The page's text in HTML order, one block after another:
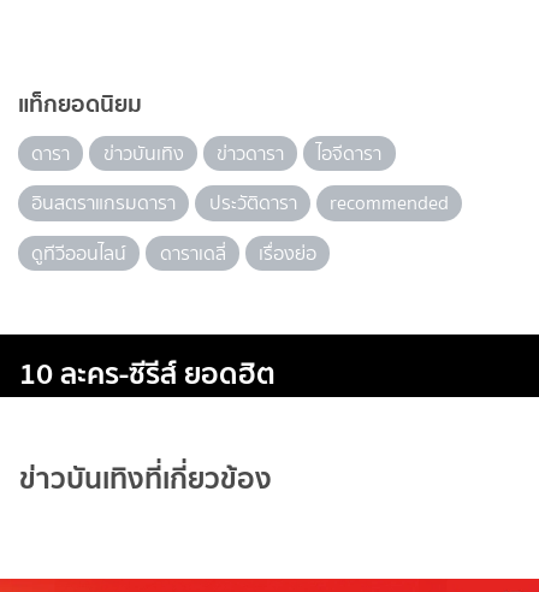
แท็กยอดนิยม
ดารา ข่าวบันเทิง ข่าวดารา
ไอจีดารา
อินสตราแกรมดารา
ประวัติดารา
recommended
ดูทีวีออนไลน์
ดาราเดลี่ เรื่องย่อ
10 ละคร-ซีรีส์ ยอดฮิต
ข่าวบันเทิงที่เกี่ยวข้อง